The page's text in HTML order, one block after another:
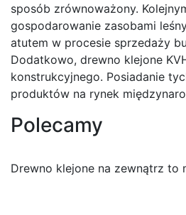
sposób zrównoważony.
gospodarowanie zasobami
atutem w procesie sprzedaży
Dodatkowo, drewno klejone
konstrukcyjnego. Posiadanie
produktów na rynek
Polecamy
Drewno klejone na zewnątrz to